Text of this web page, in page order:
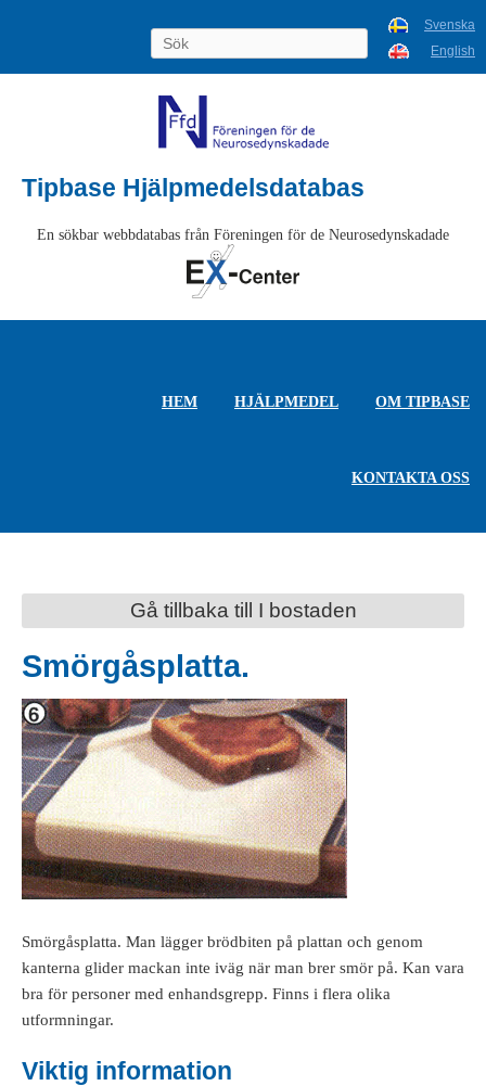
Svenska
English
Tipbase Hjälpmedelsdatabas
En sökbar webbdatabas från Föreningen för de Neurosedynskadade
HEM HJÄLPMEDEL OM TIPBASE
KONTAKTA OSS
Gå tillbaka till I bostaden
Smörgåsplatta.
Smörgåsplatta. Man lägger brödbiten på plattan och genom
kanterna glider mackan inte iväg när man brer smör på. Kan vara
bra för personer med enhandsgrepp. Finns i flera olika
utformningar.
Viktig information